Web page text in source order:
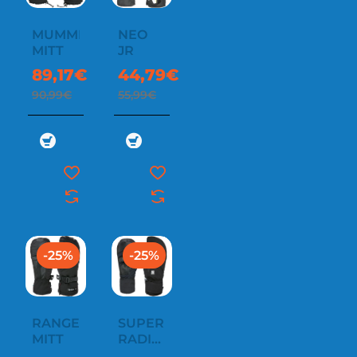
MUMMIES
MITT
89,17€
90,99€
NEO
JR
44,79€
55,99€
-25%
RANGER
MITT
-25%
SUPER
RADIATOR